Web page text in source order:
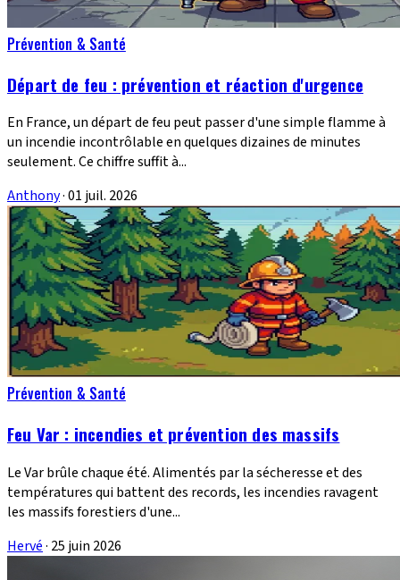
Prévention & Santé
Départ de feu : prévention et réaction d'urgence
En France, un départ de feu peut passer d'une simple flamme à
un incendie incontrôlable en quelques dizaines de minutes
seulement. Ce chiffre suffit à...
Anthony·01 juil. 2026
Prévention & Santé
Feu Var : incendies et prévention des massifs
Le Var brûle chaque été. Alimentés par la sécheresse et des
températures qui battent des records, les incendies ravagent
les massifs forestiers d'une...
Hervé· 25 juin 2026